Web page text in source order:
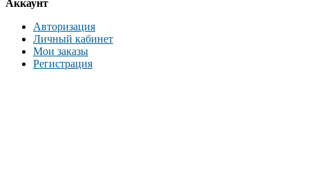
Аккаунт
Авторизация
Личный кабинет
Мои заказы
Регистрация